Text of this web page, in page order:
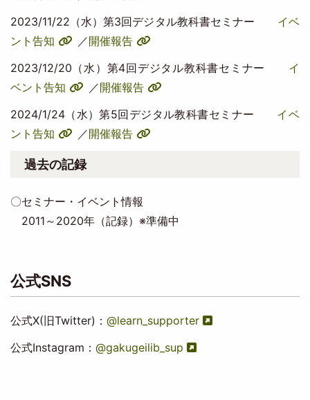
2023/11/22（水）第3回デジタル教科書セミナー イベ
ント告知
／開催報告
2023/12/20（水）第4回デジタル教科書セミナー イ
ベント告知
／開催報告
2024/1/24（水）第5回デジタル教科書セミナー イベ
ント告知
／開催報告
過去の記録
〇セミナー・イベント情報
2011～2020年（記録）※準備中
公式SNS
公式X(旧Twitter)： @learn_supporter
公式Instagram： @gakugeilib_sup